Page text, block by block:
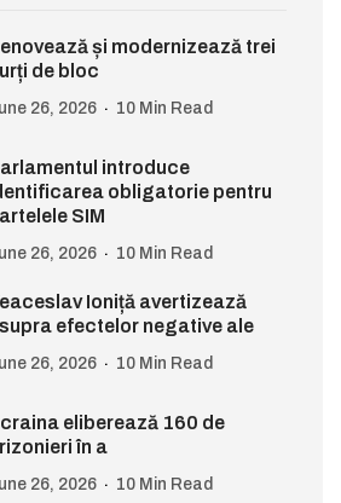
și modernizează trei
de bloc
26, 2026 10 Min Read
introduce
obligatorie pentru
SIM
26, 2026 10 Min Read
Ioniță avertizează
efectelor negative ale
26, 2026 10 Min Read
eliberează 160 de
în a
26, 2026 10 Min Read